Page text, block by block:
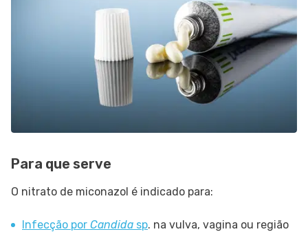
Para que serve
O nitrato de miconazol é indicado para:
Infecção por Candida sp. na vulva, vagina ou região